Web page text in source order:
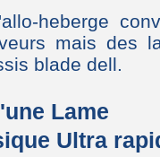
heberge
mais des
blade dell.
Lame
Ultra